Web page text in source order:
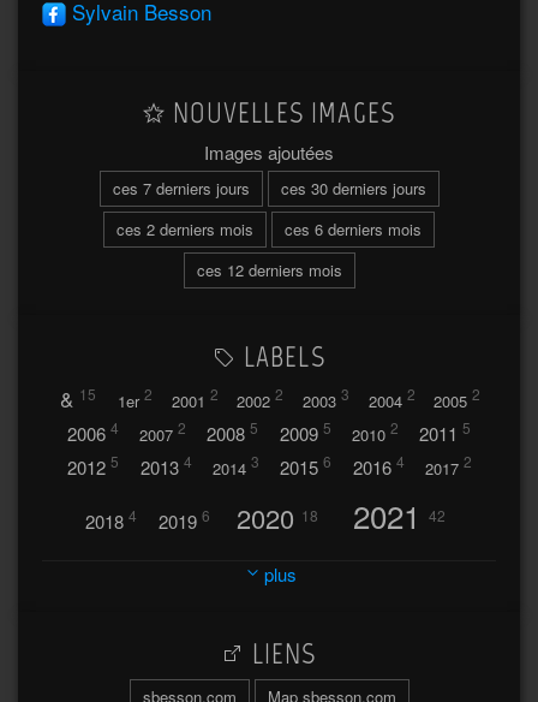
Sylvain Besson
NOUVELLES IMAGES
Images ajoutées
ces 7 derniers jours
ces 30 derniers jours
ces 2 derniers mois
ces 6 derniers mois
ces 12 derniers mois
LABELS
& 15 1er 2 2001 2 2002 2 2003 3 2004 2 2005 2
2006 4 2007 2 2008 5 2009 5 2010 2 2011 5
2012 5 2013 4 2014 3 2015 6 2016 4 2017 2
2018 4 2019 6 2020 18 2021 42
2023 32
2026
A travers l'hublot 17 Abländschen 3
plus
LIENS
sbesson.com Map sbesson.com